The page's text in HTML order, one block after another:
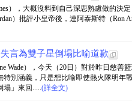
），大概沒料到自己深思熟慮做的決
）批評小皇帝後，連阿泰斯特（Ron
言為雙子星倒塌比喻道歉
Wade），今天（20日）對於昨日慈善
別涵義，只是想比喻即使熱火隊明年
塌」來回.....(詳全文)